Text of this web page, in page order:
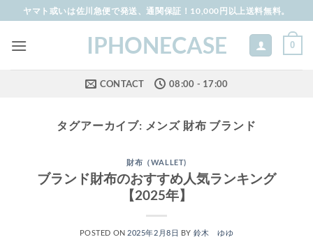
to
content
ヤマト或いは佐川急便で発送、通関保証！10,000円以上送料無料。
IPHONECASE 0
CONTACT 08:00 - 17:00
タグアーカイブ: メンズ 財布 ブランド
財布（WALLET)
ブランド財布のおすすめ人気ランキング
【2025年】
POSTED ON 2025年2月8日 BY 鈴木 ゆゆ